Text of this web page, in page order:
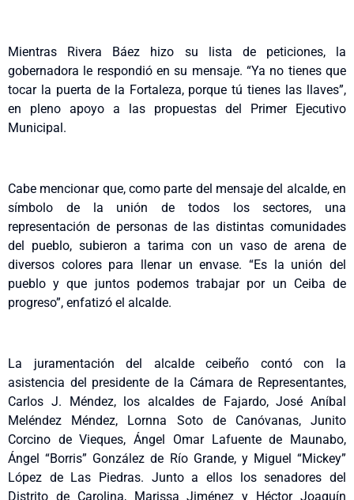
Mientras Rivera Báez hizo su lista de peticiones, la
gobernadora le respondió en su mensaje. “Ya no tienes que
tocar la puerta de la Fortaleza, porque tú tienes las llaves”,
en pleno apoyo a las propuestas del Primer Ejecutivo
Municipal.
Cabe mencionar que, como parte del mensaje del alcalde, en
símbolo de la unión de todos los sectores, una
representación de personas de las distintas comunidades
del pueblo, subieron a tarima con un vaso de arena de
diversos colores para llenar un envase. “Es la unión del
pueblo y que juntos podemos trabajar por un Ceiba de
progreso”, enfatizó el alcalde.
La juramentación del alcalde ceibeño contó con la
asistencia del presidente de la Cámara de Representantes,
Carlos J. Méndez, los alcaldes de Fajardo, José Aníbal
Meléndez Méndez, Lornna Soto de Canóvanas, Junito
Corcino de Vieques, Ángel Omar Lafuente de Maunabo,
Ángel “Borris” González de Río Grande, y Miguel “Mickey”
López de Las Piedras. Junto a ellos los senadores del
Distrito de Carolina, Marissa Jiménez y Héctor Joaquín